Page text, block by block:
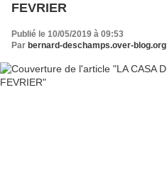
FEVRIER
Publié le 10/05/2019 à 09:53
Par bernard-deschamps.over-blog.org